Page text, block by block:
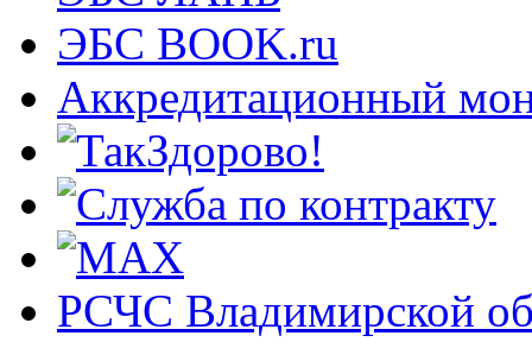
ЭБС BOOK.ru
Аккредитационный
РСЧС Владимирской